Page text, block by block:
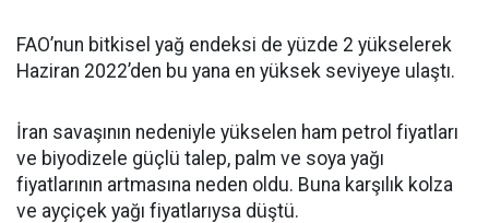
FAO’nun bitkisel yağ endeksi de yüzde 2 yükselerek
Haziran 2022’den bu yana en yüksek seviyeye ulaştı.
İran savaşının nedeniyle yükselen ham petrol fiyatları
ve biyodizele güçlü talep, palm ve soya yağı
fiyatlarının artmasına neden oldu. Buna karşılık kolza
ve ayçiçek yağı fiyatlarıysa düştü.